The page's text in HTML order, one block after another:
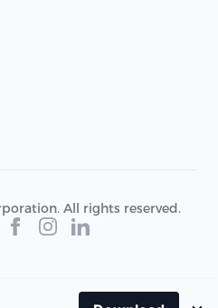
All rights reserved.